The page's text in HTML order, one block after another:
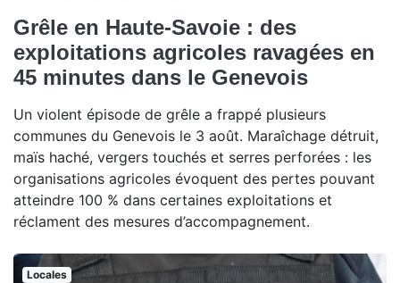
Grêle en Haute-Savoie : des
exploitations agricoles ravagées en
45 minutes dans le Genevois
Un violent épisode de grêle a frappé plusieurs
communes du Genevois le 3 août. Maraîchage détruit,
maïs haché, vergers touchés et serres perforées : les
organisations agricoles évoquent des pertes pouvant
atteindre 100 % dans certaines exploitations et
réclament des mesures d’accompagnement.
Locales